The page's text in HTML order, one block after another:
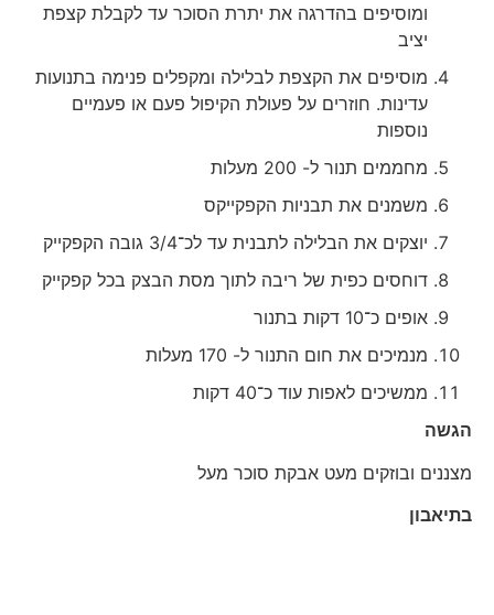
ומוסיפים בהדרגה את יתרת הסוכר עד לקבלת קצפת
יציב
מוסיפים את הקצפת לבלילה ומקפלים פנימה בתנועות
עדינות. חוזרים על פעולת הקיפול פעם או פעמיים
נוספות
מחממים תנור ל- 200 מעלות
משמנים את תבניות הקפקייקס
יוצקים את הבלילה לתבנית עד לכ־3/4 גובה הקפקייק
דוחסים כפית של ריבה לתוך מסת הבצק בכל קפקייק
אופים כ־10 דקות בתנור
מנמיכים את חום התנור ל- 170 מעלות
ממשיכים לאפות עוד כ־40 דקות
הגשה
מצננים ובוזקים מעט אבקת סוכר מעל
בתיאבון